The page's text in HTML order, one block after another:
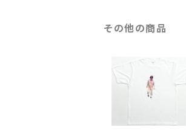
その他の商品